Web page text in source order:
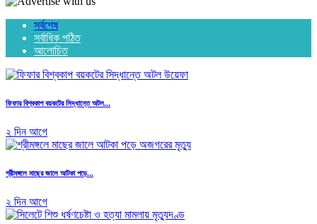
সর্বশেষ
সর্বাধিক পঠিত
আলোচিত
ফিফার বিশ্বকাপ বয়কটের সিদ্ধান্তে অটল...
২ দিন আগে
শ্রীমঙ্গলে মাছের জালে আটকা পড়ে...
২ দিন আগে